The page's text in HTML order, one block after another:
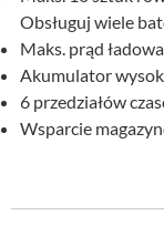
Obsługuj wiele
Maks. prąd
Akumulator
6 przedziałów
Wsparcie